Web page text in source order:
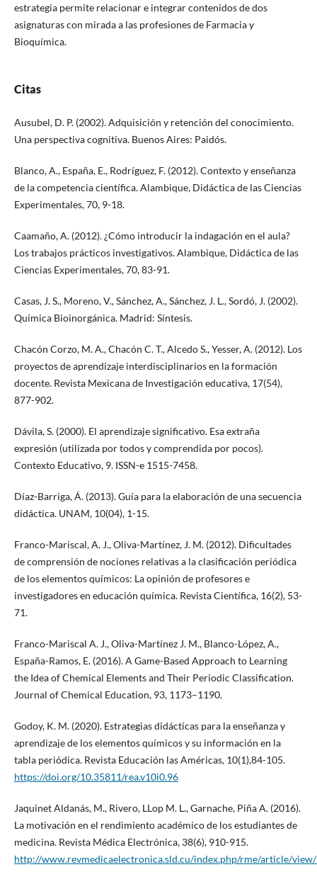
estrategia permite relacionar e integrar contenidos de dos
asignaturas con mirada a las profesiones de Farmacia y
Bioquímica.
Citas
Ausubel, D. P. (2002). Adquisición y retención del conocimiento.
Una perspectiva cognitiva. Buenos Aires: Paidós.
Blanco, A., España, E., Rodríguez, F. (2012). Contexto y enseñanza
de la competencia científica. Alambique, Didáctica de las Ciencias
Experimentales, 70, 9-18.
Caamaño, A. (2012). ¿Cómo introducir la indagación en el aula?
Los trabajos prácticos investigativos. Alambique, Didáctica de las
Ciencias Experimentales, 70, 83-91.
Casas, J. S., Moreno, V., Sánchez, A., Sánchez, J. L., Sordó, J. (2002).
Química Bioinorgánica. Madrid: Síntesis.
Chacón Corzo, M. A., Chacón C. T., Alcedo S., Yesser, A. (2012). Los
proyectos de aprendizaje interdisciplinarios en la formación
docente. Revista Mexicana de Investigación educativa, 17(54),
877-902.
Dávila, S. (2000). El aprendizaje significativo. Esa extraña
expresión (utilizada por todos y comprendida por pocos).
Contexto Educativo, 9. ISSN-e 1515-7458.
Díaz-Barriga, Á. (2013). Guía para la elaboración de una secuencia
didáctica. UNAM, 10(04), 1-15.
Franco-Mariscal, A. J., Oliva-Martínez, J. M. (2012). Dificultades
de comprensión de nociones relativas a la clasificación periódica
de los elementos químicos: La opinión de profesores e
investigadores en educación química. Revista Científica, 16(2), 53-
71.
Franco-Mariscal A. J., Oliva-Martínez J. M., Blanco-López, A.,
España-Ramos, E. (2016). A Game-Based Approach to Learning
the Idea of Chemical Elements and Their Periodic Classification.
Journal of Chemical Education, 93, 1173–1190.
Godoy, K. M. (2020). Estrategias didácticas para la enseñanza y
aprendizaje de los elementos químicos y su información en la
tabla periódica. Revista Educación las Américas, 10(1),84-105.
https://doi.org/10.35811/rea.v10i0.96
Jaquinet Aldanás, M., Rivero, LLop M. L., Garnache, Piña A. (2016).
La motivación en el rendimiento académico de los estudiantes de
medicina. Revista Médica Electrónica, 38(6), 910-915.
http://www.revmedicaelectronica.sld.cu/index.php/rme/article/